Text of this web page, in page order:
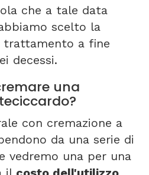
che a tale data
scelto la
trattamento a fine
decessi.
una
con cremazione a
da una serie di
vedremo una per una